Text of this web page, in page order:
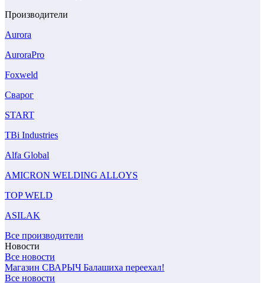
Производители
Aurora
AuroraPro
Foxweld
Сварог
START
TBi Industries
Alfa Global
AMICRON WELDING ALLOYS
TOP WELD
ASILAK
Все производители
Новости
Все новости
Магазин СВАРЫЧ Балашиха переехал!
Все новости